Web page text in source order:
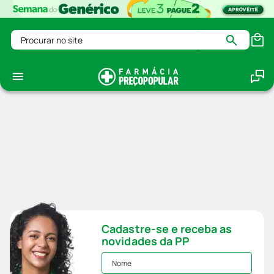
Procurar no site
Cadastre-se e receba as
novidades da PP